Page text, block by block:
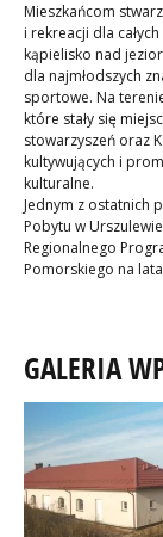
Mieszkańcom
i rekreacji dla
kąpielisko nad
dla najmłodszych
sportowe. Na
które stały się
stowarzyszeń oraz
kultywujących i
kulturalne.
Jednym z ostatnich
Pobytu w
Regionalnego
Pomorskiego na
GALERIA